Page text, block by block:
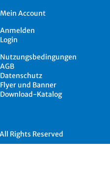
Mein Account
Anmelden
Login
Nutzungsbedingungen
AGB
Datenschutz
Flyer und Banner
Download-Katalog
Rights Reserved